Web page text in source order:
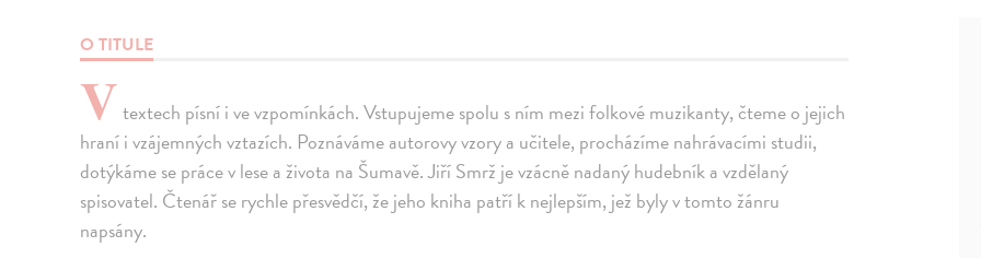
O TITULE
Vtextech písní i ve vzpomínkách. Vstupujeme spolu s ním mezi folkové muzikanty, čteme o jejich
hraní i vzájemných vztazích. Poznáváme autorovy vzory a učitele, procházíme nahrávacími studii,
dotýkáme se práce v lese a života na Šumavě. Jiří Smrž je vzácně nadaný hudebník a vzdělaný
spisovatel. Čtenář se rychle přesvědčí, že jeho kniha patří k nejlepším, jež byly v tomto žánru
napsány.